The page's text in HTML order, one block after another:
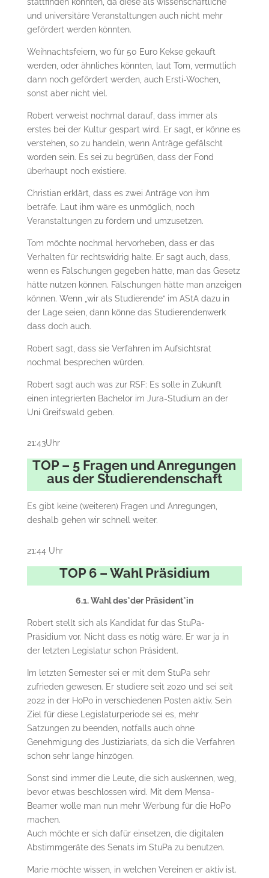
stattfinden könnten, da diese als wissenschaftliche
und universitäre Veranstaltungen auch nicht mehr
gefördert werden könnten.
Weihnachtsfeiern, wo für 50 Euro Kekse gekauft
werden, oder ähnliches könnten, laut Tom, vermutlich
dann noch gefördert werden, auch Ersti-Wochen,
sonst aber nicht viel.
Robert verweist nochmal darauf, dass immer als
erstes bei der Kultur gespart wird. Er sagt, er könne es
verstehen, so zu handeln, wenn Anträge gefälscht
worden sein. Es sei zu begrüßen, dass der Fond
überhaupt noch existiere.
Christian erklärt, dass es zwei Anträge von ihm
beträfe. Laut ihm wäre es unmöglich, noch
Veranstaltungen zu fördern und umzusetzen.
Tom möchte nochmal hervorheben, dass er das
Verhalten für rechtswidrig halte. Er sagt auch, dass,
wenn es Fälschungen gegeben hätte, man das Gesetz
hätte nutzen können. Fälschungen hätte man anzeigen
können. Wenn „wir als Studierende“ im AStA dazu in
der Lage seien, dann könne das Studierendenwerk
dass doch auch.
Robert sagt, dass sie Verfahren im Aufsichtsrat
nochmal besprechen würden.
Robert sagt auch was zur RSF: Es solle in Zukunft
einen integrierten Bachelor im Jura-Studium an der
Uni Greifswald geben.
21:43Uhr
TOP – 5 Fragen und Anregungen
aus der Studierendenschaft
Es gibt keine (weiteren) Fragen und Anregungen,
deshalb gehen wir schnell weiter.
21:44 Uhr
TOP 6 – Wahl Präsidium
6.1. Wahl des*der Präsident*in
Robert stellt sich als Kandidat für das StuPa-
Präsidium vor. Nicht dass es nötig wäre. Er war ja in
der letzten Legislatur schon Präsident.
Im letzten Semester sei er mit dem StuPa sehr
zufrieden gewesen. Er studiere seit 2020 und sei seit
2022 in der HoPo in verschiedenen Posten aktiv. Sein
Ziel für diese Legislaturperiode sei es, mehr
Satzungen zu beenden, notfalls auch ohne
Genehmigung des Justiziariats, da sich die Verfahren
schon sehr lange hinzögen.
Sonst sind immer die Leute, die sich auskennen, weg,
bevor etwas beschlossen wird. Mit dem Mensa-
Beamer wolle man nun mehr Werbung für die HoPo
machen.
Auch möchte er sich dafür einsetzen, die digitalen
Abstimmgeräte des Senats im StuPa zu benutzen.
Marie möchte wissen, in welchen Vereinen er aktiv ist.